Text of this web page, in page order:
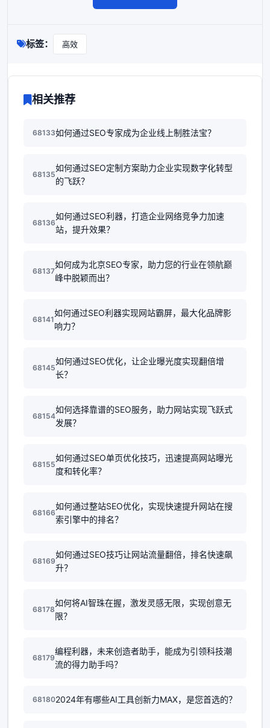
标签： 高效
相关推荐
68133如何通过SEO专家成为企业线上制胜法宝？
68135
如何通过SEO定制方案助力企业实现数字化转型
的飞跃？
68136
如何通过SEO利器，打造企业网络竞争力加速
站，提升效果？
68137
如何成为北京SEO专家，助力您的行业在领航巅
峰中脱颖而出？
68141
如何通过SEO利器实现网站霸屏，最大化品牌影
响力？
68145
如何通过SEO优化，让企业曝光度实现翻倍增
长？
68154
如何选择靠谱的SEO服务，助力网站实现飞跃式
发展？
68155
如何通过SEO单页优化技巧，迅速提高网站曝光
度和转化率？
68166
如何通过整站SEO优化，实现快速提升网站在搜
索引擎中的排名？
68169
如何通过SEO技巧让网站流量翻倍，排名快速飙
升？
68178
如何将AI智珠在握，激发灵感无限，实现创意无
限？
68179
编程利器，未来创造者助手，能成为引领科技潮
流的得力助手吗？
681802024年有哪些AI工具创新力MAX，是您首选的？